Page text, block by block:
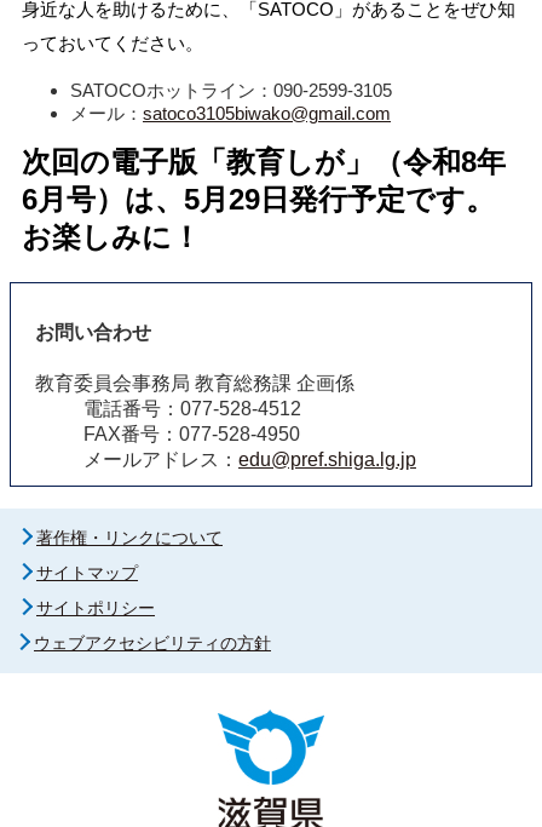
身近な人を助けるために、「SATOCO」があることをぜひ知
っておいてください。
SATOCOホットライン：090-2599-3105
メール： satoco3105biwako@gmail.com
次回の電子版「教育しが」（令和8年
6月号）は、5月29 日 発行予定です。
お楽しみに！
お問い合わせ
教育委員会事務局 教育総務課 企画係
電話番号：077-528-4512
FAX番号：077-528-4950
メールアドレス： edu@pref.shiga.lg.jp
著作権・リンクについて
サイトマップ
サイトポリシー
ウェブアクセシビリティの方針